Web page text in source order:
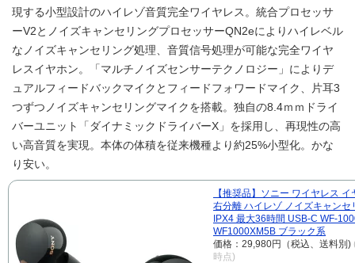
現する小型設計のハイレゾ音質完全ワイヤレス。統合プロセッサ
ーV2とノイズキャンセリングプロセッサーQN2eによりハイレベル
なノイズキャンセリング処理、音質信号処理が可能な完全ワイヤ
レスイヤホン。「マルチノイズセンサーテクノロジー」によりデ
ュアルフィードバックマイクとフィードフォワードマイク、片耳3
つずつノイズキャンセリングマイクを搭載。独自の8.4ｍｍドライ
バーユニット「ダイナミックドライバーX」を採用し、再現性の高
い高音質を実現。本体の体積を従来機種より約25%小型化。かな
り安い。
【推奨品】ソニー ワイヤレス イ
右分離 ハイレゾ ノイズキャンセ
IPX4 最大36時間 USB-C WF-
WF1000XM5B ブラック系
価格：29,980円（税込、送料別)
時点)